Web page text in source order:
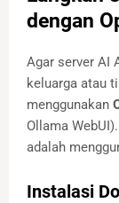
dengan
Agar server AI
keluarga atau
menggunakan
Ollama
adalah
Instalasi